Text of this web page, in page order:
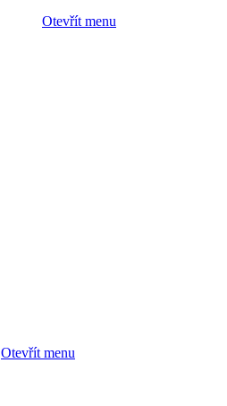
Otevřít menu
Otevřít menu